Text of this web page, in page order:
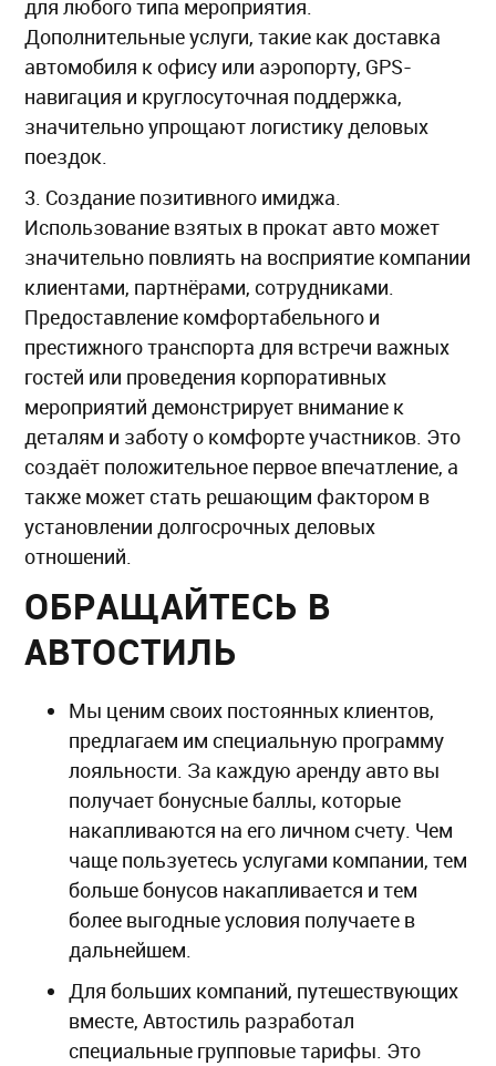
для любого типа мероприятия.
Дополнительные услуги, такие как доставка
автомобиля к офису или аэропорту, GPS-
навигация и круглосуточная поддержка,
значительно упрощают логистику деловых
поездок.
3. Создание позитивного имиджа.
Использование взятых в прокат авто может
значительно повлиять на восприятие компании
клиентами, партнёрами, сотрудниками.
Предоставление комфортабельного и
престижного транспорта для встречи важных
гостей или проведения корпоративных
мероприятий демонстрирует внимание к
деталям и заботу о комфорте участников. Это
создаёт положительное первое впечатление, а
также может стать решающим фактором в
установлении долгосрочных деловых
отношений.
ОБРАЩАЙТЕСЬ В
АВТОСТИЛЬ
Мы ценим своих постоянных клиентов,
предлагаем им специальную программу
лояльности. За каждую аренду авто вы
получает бонусные баллы, которые
накапливаются на его личном счету. Чем
чаще пользуетесь услугами компании, тем
больше бонусов накапливается и тем
более выгодные условия получаете в
дальнейшем.
Для больших компаний, путешествующих
вместе, Автостиль разработал
специальные групповые тарифы. Это